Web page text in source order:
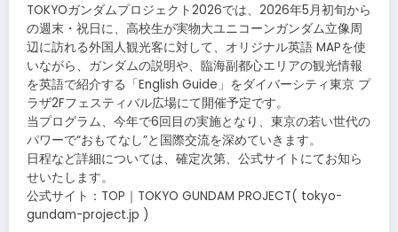
TOKYOガンダムプロジェクト2026では、2026年5月初旬から
の週末・祝日に、高校生が実物大ユニコーンガンダム立像周
辺に訪れる外国人観光客に対して、オリジナル英語 MAPを使
いながら、ガンダムの説明や、臨海副都心エリアの観光情報
を英語で紹介する「English Guide」をダイバーシティ東京 プ
ラザ2Fフェスティバル広場にて開催予定です。
当プログラム、今年で6回目の実施となり、東京の若い世代の
パワーで“おもてなし”と国際交流を深めていきます。
日程など詳細については、確定次第、公式サイトにてお知ら
せいたします。
公式サイト：TOP｜TOKYO GUNDAM PROJECT( tokyo-
gundam-project.jp )